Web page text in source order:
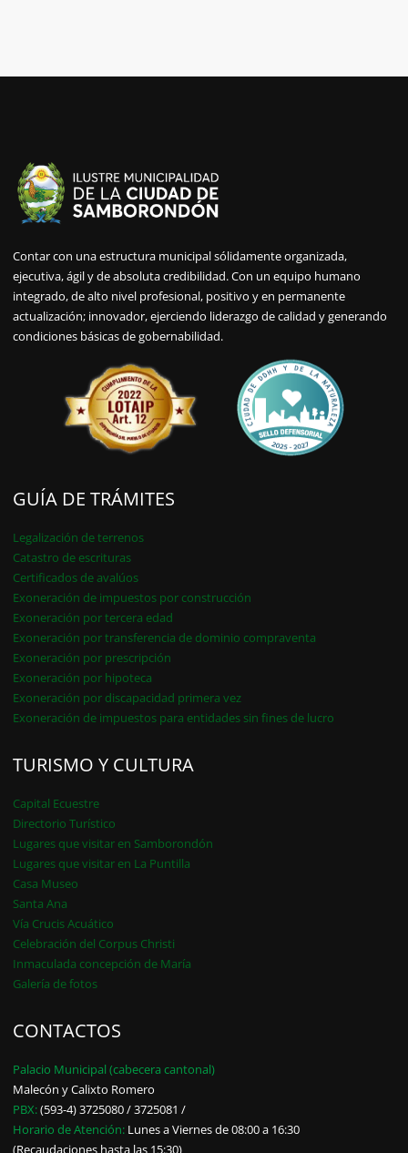
Contar con una estructura municipal sólidamente organizada,
ejecutiva, ágil y de absoluta credibilidad. Con un equipo humano
integrado, de alto nivel profesional, positivo y en permanente
actualización; innovador, ejerciendo liderazgo de calidad y generando
condiciones básicas de gobernabilidad.
GUÍA DE TRÁMITES
Legalización de terrenos
Catastro de escrituras
Certificados de avalúos
Exoneración de impuestos por construcción
Exoneración por tercera edad
Exoneración por transferencia de dominio compraventa
Exoneración por prescripción
Exoneración por hipoteca
Exoneración por discapacidad primera vez
Exoneración de impuestos para entidades sin fines de lucro
TURISMO Y CULTURA
Capital Ecuestre
Directorio Turístico
Lugares que visitar en Samborondón
Lugares que visitar en La Puntilla
Casa Museo
Santa Ana
Vía Crucis Acuático
Celebración del Corpus Christi
Inmaculada concepción de María
Galería de fotos
CONTACTOS
Palacio Municipal (cabecera cantonal)
Malecón y Calixto Romero
PBX:(593-4) 3725080 / 3725081 /
Horario de Atención: Lunes a Viernes de 08:00 a 16:30
(Recaudaciones hasta las 15:30)